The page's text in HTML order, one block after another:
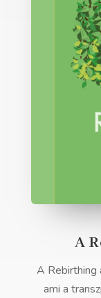
A
A Rebirthing
ami a